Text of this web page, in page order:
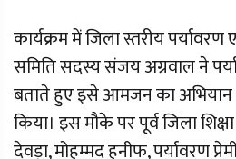
कार्यक्रम में जिला स्तरीय
समिति सदस्य संजय अग्रवाल ने
बताते हुए इसे आमजन का
किया। इस मौके पर पूर्व जिला
देवड़ा, मोहम्मद हनीफ, पर्यावरण